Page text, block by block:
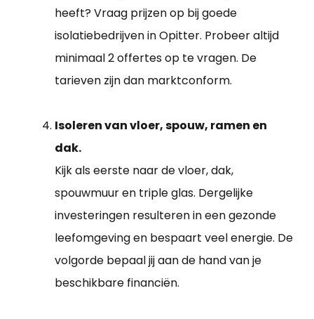
heeft? Vraag prijzen op bij goede
isolatiebedrijven in Opitter. Probeer altijd
minimaal 2 offertes op te vragen. De
tarieven zijn dan marktconform.
Isoleren van vloer, spouw, ramen en
dak.
Kijk als eerste naar de vloer, dak,
spouwmuur en triple glas. Dergelijke
investeringen resulteren in een gezonde
leefomgeving en bespaart veel energie. De
volgorde bepaal jij aan de hand van je
beschikbare financiën.